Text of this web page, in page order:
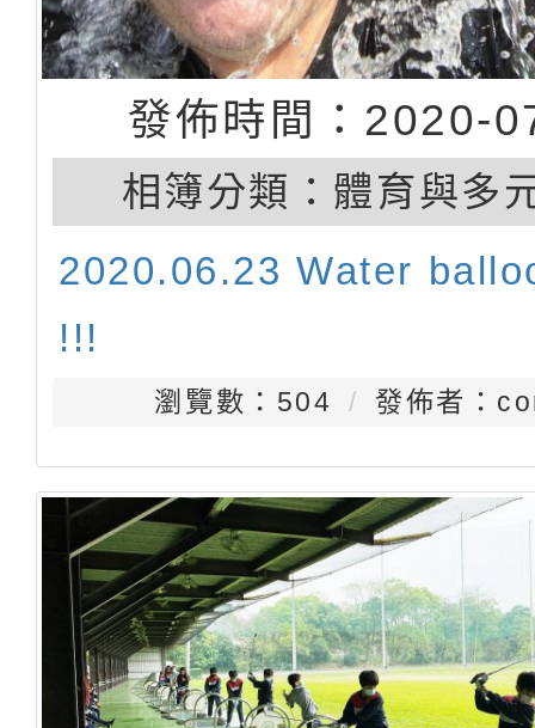
發佈時間：2020-
相簿分類： 體育與多
2020.06.23 Water
!!!
瀏覽數：504 發佈者：